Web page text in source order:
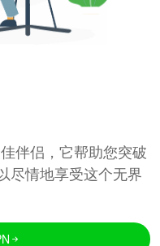
伴侣，它帮助您突破
尽情地享受这个无界